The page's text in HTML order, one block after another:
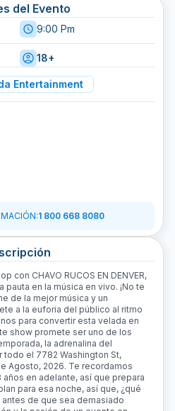
del Evento
9:00 Pm
18+
Entertainment
:1 800 668 8080
con CHAVO RUCOS EN DENVER,
pauta en la música en vivo. ¡No te
de la mejor música y un
a la euforia del público al ritmo
para convertir esta velada en
show promete ser uno de los
la adrenalina del
el 7782 Washington St,
Agosto, 2026. Te recordamos
en adelante, así que prepara
para esa noche, así que, ¿qué
de que sea demasiado